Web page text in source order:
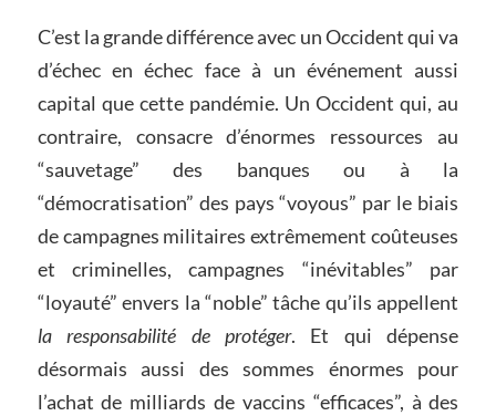
C’est la grande différence avec un Occident qui va
d’échec en échec face à un événement aussi
capital que cette pandémie. Un Occident qui, au
contraire, consacre d’énormes ressources au
“sauvetage” des banques ou à la
“démocratisation” des pays “voyous” par le biais
de campagnes militaires extrêmement coûteuses
et criminelles, campagnes “inévitables” par
“loyauté” envers la “noble” tâche qu’ils appellent
la responsabilité de protéger. Et qui dépense
désormais aussi des sommes énormes pour
l’achat de milliards de vaccins “efficaces”, à des